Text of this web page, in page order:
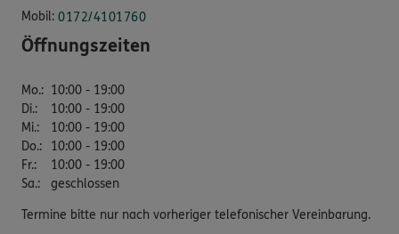
Mobil: 0172/4101760
Öffnungszeiten
Mo.: 10:00 - 19:00
Di.:
10:00 - 19:00
Mi.:
10:00 - 19:00
Do.:
10:00 - 19:00
Fr.:
10:00 - 19:00
Sa.: geschlossen
Termine bitte nur nach vorheriger telefonischer Vereinbarung.